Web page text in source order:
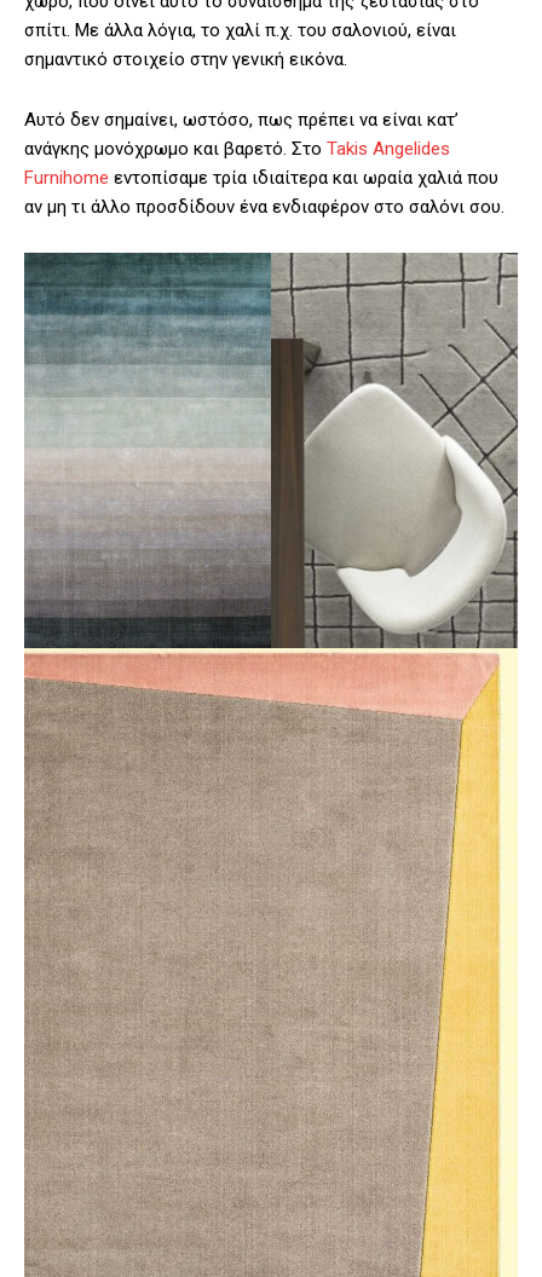
σπίτι. Με άλλα λόγια, το χαλί π.χ. του σαλονιού, είναι
σημαντικό στοιχείο στην γενική εικόνα.
Αυτό δεν σημαίνει, ωστόσο, πως πρέπει να είναι κατ’
ανάγκης μονόχρωμο και βαρετό. Στο Takis Angelides
Furnihome εντοπίσαμε τρία ιδιαίτερα και ωραία χαλιά που
αν μη τι άλλο προσδίδουν ένα ενδιαφέρον στο σαλόνι σου.